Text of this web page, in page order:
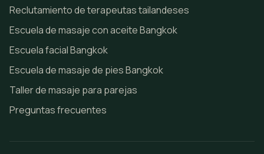
Reclutamiento de terapeutas tailandeses
Escuela de masaje con aceite Bangkok
Escuela facial Bangkok
Escuela de masaje de pies Bangkok
Taller de masaje para parejas
Preguntas frecuentes